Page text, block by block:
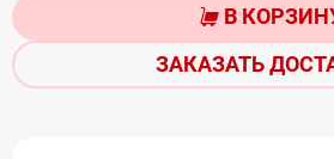
В
ЗАКАЗАТЬ